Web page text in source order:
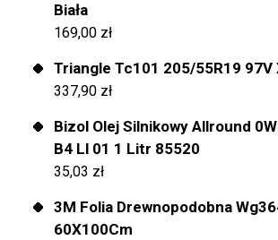
Biała
169,00 zł
Triangle Tc101 205/55R19 97V
337,90 zł
Bizol Olej Silnikowy Allround
B4 Ll 01 1 Litr 85520
35,03 zł
3M Folia Drewnopodobna
60X100Cm